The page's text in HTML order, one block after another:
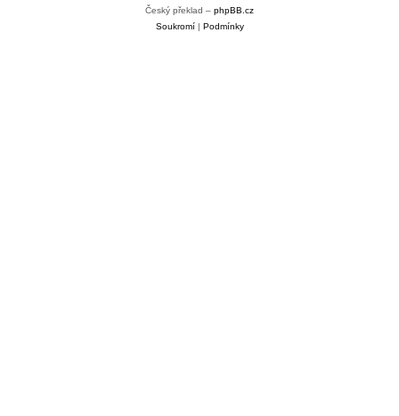
Český překlad – phpBB.cz
Soukromí| Podmínky